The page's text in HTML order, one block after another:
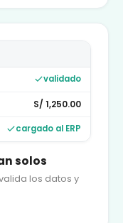
validado
S/ 1,250.00
cargado al ERP
solos
los datos y